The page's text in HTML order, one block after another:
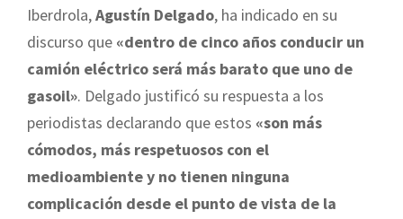
Iberdrola,Agustín Delgado, ha indicado en su
discurso que «dentro de cinco años conducir un
camión eléctrico será más barato que uno de
gasoil». Delgado justificó su respuesta a los
periodistas declarando que estos «son más
cómodos, más respetuosos con el
medioambiente y no tienen ninguna
complicación desde el punto de vista de la